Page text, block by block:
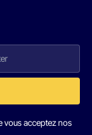
vous acceptez nos